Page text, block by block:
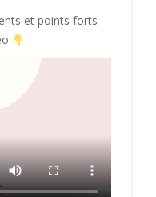
et points forts